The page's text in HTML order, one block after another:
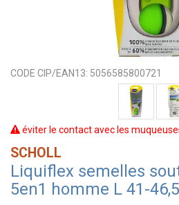
CODE CIP/EAN13: 5056585800721
éviter le contact avec les
SCHOLL
Liquiflex semelles
5en1 homme L 41-46,5